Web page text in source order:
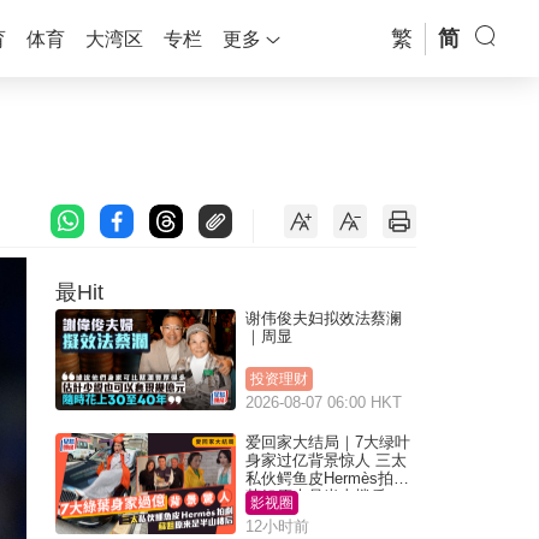
体育 大湾区 专栏 更多 繁 简
最Hit
谢伟俊夫妇拟效法蔡澜
｜周显
投资理财
2026-08-07 06:00 HKT
爱回家大结局｜7大绿叶
身家过亿背景惊人 三太
私伙鳄鱼皮Hermès拍剧
苏姐原来是半山楼后
影视圈
12小时前